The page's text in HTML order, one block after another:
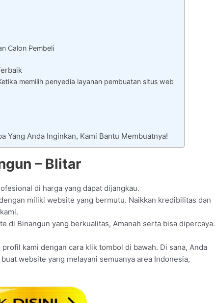
Calon Pembeli
memilih penyedia layanan pembuatan situs web
Yang Anda Inginkan, Kami Bantu Membuatnya!
– Blitar
di harga yang dapat dijangkau.
miliki website yang bermutu. Naikkan kredibilitas dan
di Binangun yang berkualitas, Amanah serta bisa dipercaya.
kami dengan cara klik tombol di bawah. Di sana, Anda
website yang melayani semuanya area Indonesia,